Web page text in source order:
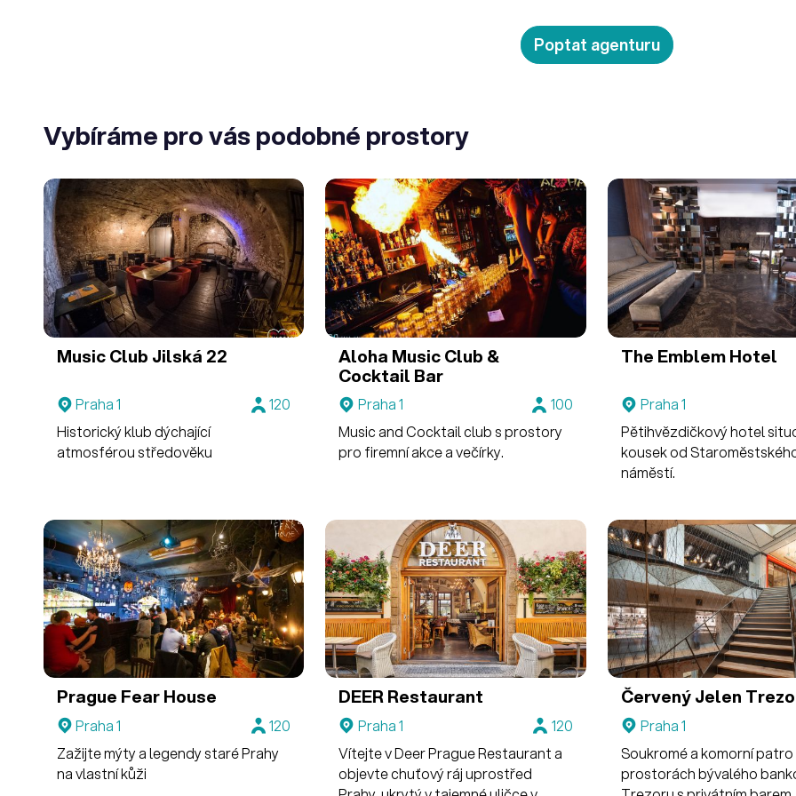
Poptat agenturu
Vybíráme pro vás podobné prostory
Music Club Jilská 22
Praha 1
120
Historický klub dýchající
atmosférou středověku
Aloha Music Club &
Cocktail Bar
Praha 1
100
Music and Cocktail club s prostory
pro firemní akce a večírky.
The Emblem Hotel
Praha 1
Pětihvězdičkový hotel
kousek od
náměstí.
Prague Fear House
Praha 1
120
Zažijte mýty a legendy staré Prahy
na vlastní kůži
DEER Restaurant
Praha 1
120
Vítejte v Deer Prague Restaurant a
objevte chuťový ráj uprostřed
Červený Jelen
Praha 1
Soukromé a komorní patro
prostorách bývalého